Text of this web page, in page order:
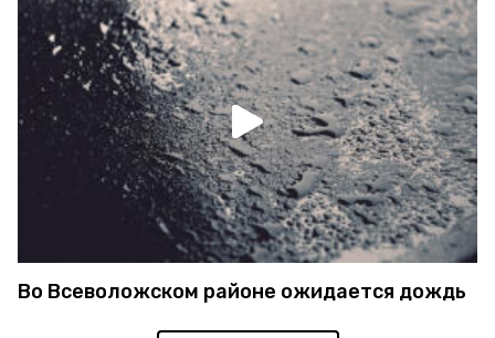
Во Всеволожском районе ожидается дождь